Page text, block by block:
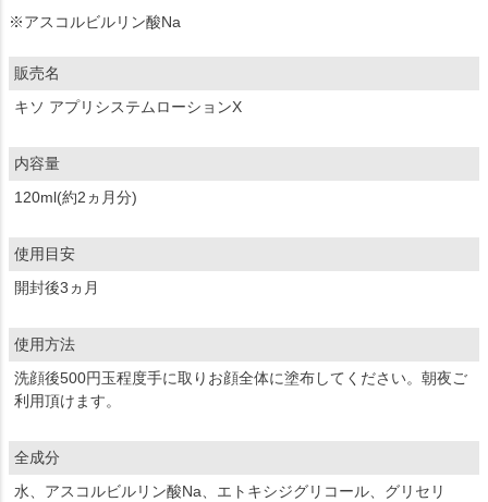
※アスコルビルリン酸Na
販売名
キソ アプリシステムローションX
内容量
120ml(約2ヵ月分)
使用目安
開封後3ヵ月
使用方法
洗顔後500円玉程度手に取りお顔全体に塗布してください。朝夜ご
利用頂けます。
全成分
水、アスコルビルリン酸Na、エトキシジグリコール、グリセリ